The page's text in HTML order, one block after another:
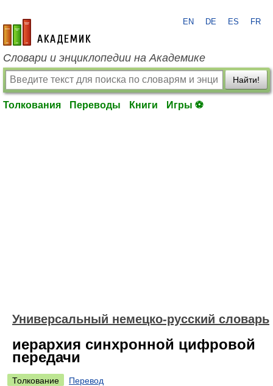
academic.ru
EN DE ES FR
Словари и энциклопедии на Академике
Найти!
Толкования Переводы Книги Игры ⚽
Универсальный немецко-русский словарь
иерархия синхронной цифровой
передачи
Толкование
Перевод